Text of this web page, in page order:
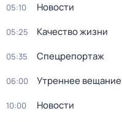
05:10 Новости
05:25 Качество жизни
05:35 Спецрепортаж
06:00 Утреннее вещание
10:00 Новости